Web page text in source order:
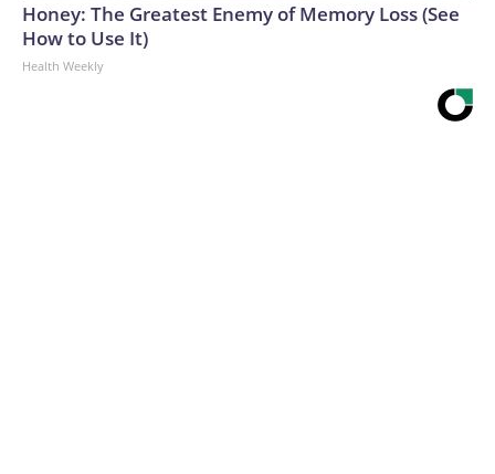
Honey: The Greatest Enemy of Memory Loss (See
How to Use It)
Health Weekly